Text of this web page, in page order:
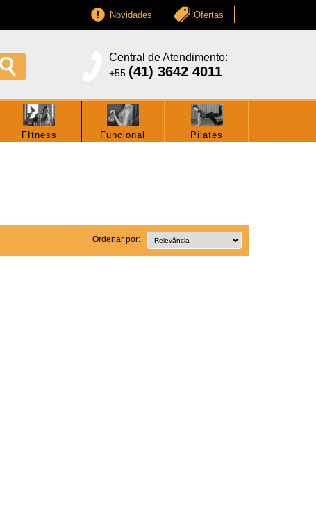
Novidades Ofertas
Central de Atendimento:
+55 (41) 3642 4011
FItness Funcional Pilates
Ordenar por: